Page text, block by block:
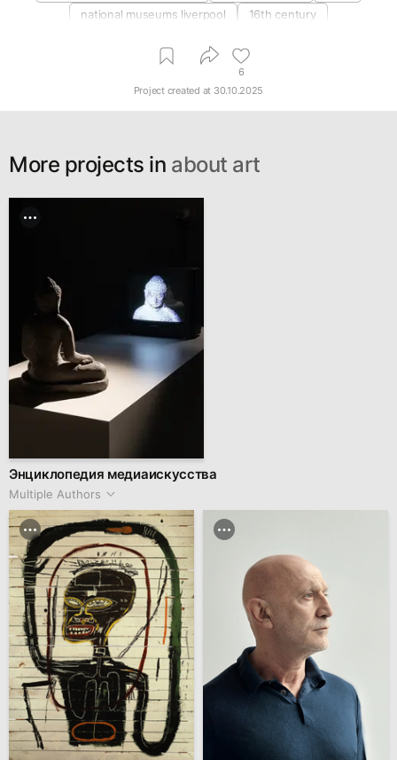
national museums liverpool
16th century
6
Project created at 30.10.2025
More projects in about art
Энциклопедия медиаискусства
Multiple Authors